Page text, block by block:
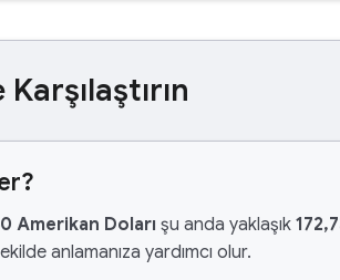
Amerikan Doları şu anda yaklaşık
anlamanıza yardımcı olur.